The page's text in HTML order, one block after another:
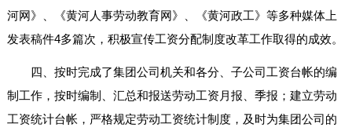
河网》、《黄河人事劳动教育网》、《黄河政工》等多种媒体上
发表稿件4多篇次，积极宣传工资分配制度改革工作取得的成效。
四、按时完成了集团公司机关和各分、子公司工资台帐的编
制工作，按时编制、汇总和报送劳动工资月报、季报；建立劳动
工资统计台帐，严格规定劳动工资统计制度，及时为集团公司的